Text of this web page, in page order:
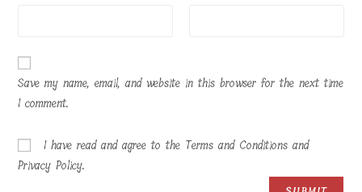
Save my name, email, and website in this browser for the next time
I comment.
I have read and agree to the Terms and Conditions and
Privacy Policy.